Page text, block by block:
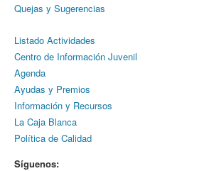
Quejas y Sugerencias
Listado Actividades
Centro de Información Juvenil
Agenda
Ayudas y Premios
Información y Recursos
La Caja Blanca
Política de Calidad
Síguenos: